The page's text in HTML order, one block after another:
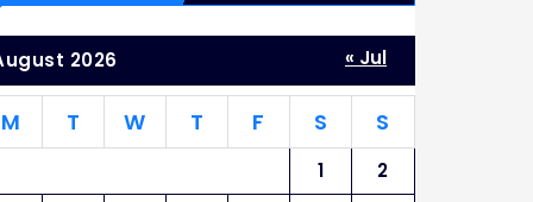
2026
M T W T F S S
1
2
« Jul